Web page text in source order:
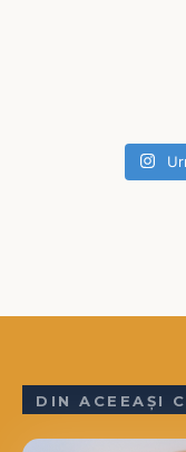
DIN ACEEAȘI